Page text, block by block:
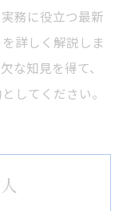
務に役立つ最新
詳しく解説しま
な知見を得て、
してください。